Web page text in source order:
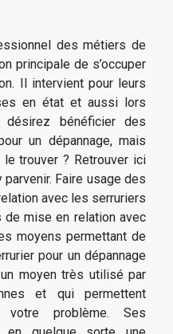
des métiers de
principale de s’occuper
Il intervient pour leurs
en état et aussi lors
désirez bénéficier des
un dépannage, mais
trouver ? Retrouver ici
Faire usage des
avec les serruriers
de mise en relation avec
moyens permettant de
pour un dépannage
moyen très utilisé par
et qui permettent
votre problème. Ses